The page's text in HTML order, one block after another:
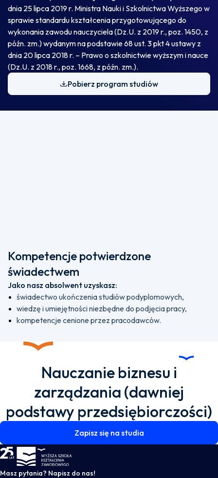
dnia 25 lipca 2019 r. Ministra Nauki i Szkolnictwa Wyższego w
sprawie standardu kształcenia przygotowującego do
wykonania zawodu nauczyciela (Dz.U. z 2019 r., poz. 1450, z
późn. zm.) wydanym na podstawie 68 ust. 3 pkt 4 ustawy z
dnia 20 lipca 2018 r. – Prawo o szkolnictwie wyższym i nauce
(Dz.U. z 2018 r., poz. 1668, z późn. zm.).
Pobierz program studiów
Kompetencje potwierdzone
świadectwem
Jako nasz absolwent uzyskasz:
świadectwo ukończenia studiów podyplomowych,
wiedzę i umiejętności niezbędne do podjęcia pracy,
kompetencje cenione przez pracodawców.
Nauczanie biznesu i
zarządzania (dawniej
podstawy przedsiębiorczości)
Zapisz się na studia
WSKZ - strona główna
Masz pytania? Napisz do nas!